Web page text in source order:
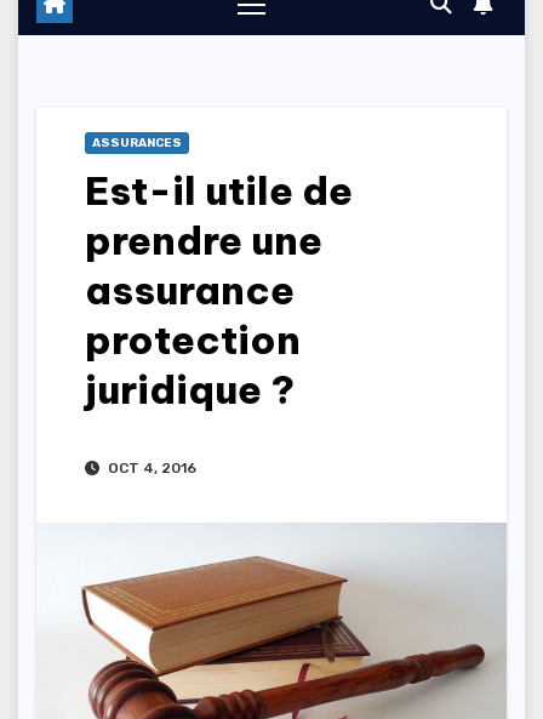
ASSURANCES
Est-il utile de
prendre une
assurance
protection
juridique ?
OCT 4, 2016